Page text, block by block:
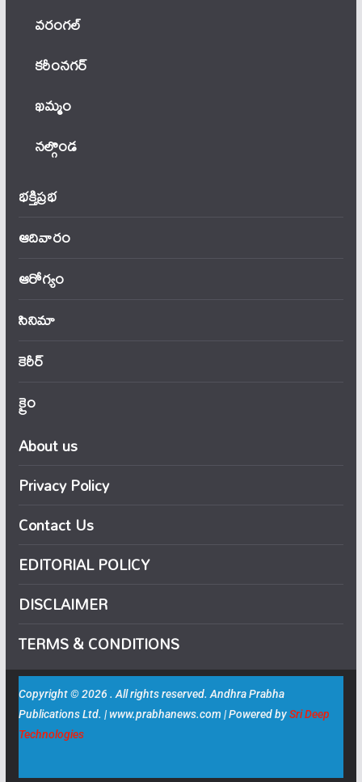
వ‌రంగ‌ల్
కరీంనగర్
ఖ‌మ్మం
నల్గొండ
భక్తిప్రభ
ఆదివారం
ఆరోగ్యం
సినిమా
కెరీర్
క్రైం
About us
Privacy Policy
Contact Us
EDITORIAL POLICY
DISCLAIMER
TERMS & CONDITIONS
Copyright © 2026 . All rights reserved. Andhra Prabha
Publications Ltd. | www.prabhanews.com | Powered bySri Deep
Technologies